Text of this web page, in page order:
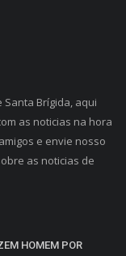
Santa Brígida, aqui
as noticias na hora
e envie nosso
as noticias de
HOMEM POR